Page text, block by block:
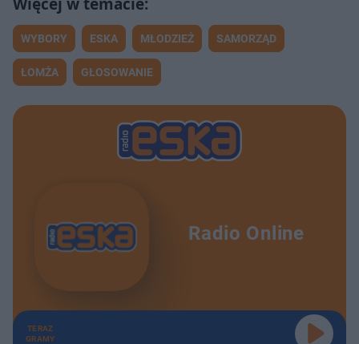
WYBORY ESKA MŁODZIEŻ SAMORZĄD
ŁOMŻA GŁOSOWANIE
Radio Online
TERAZ
GRAMY